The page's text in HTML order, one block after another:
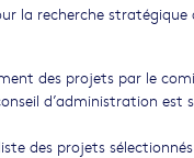
la recherche
des projets par le
d’administration
des projets